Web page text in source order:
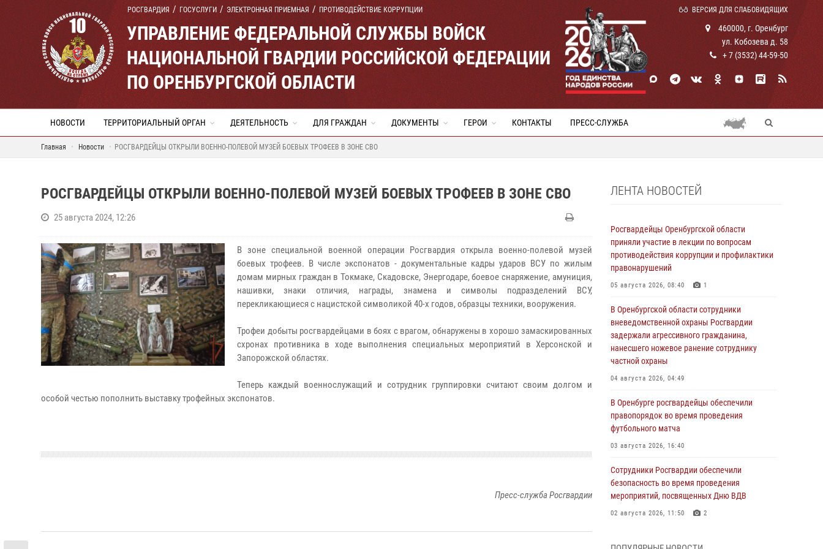
РОСГВАРДИЯ ГОСУСЛУГИ ЭЛЕКТРОННАЯ ПРИЕМНАЯ ПРОТИВОДЕЙСТВИЕ КОРРУПЦИИ ВЕРСИЯ ДЛЯ СЛАБОВИДЯЩИХ
УПРАВЛЕНИЕ ФЕДЕРАЛЬНОЙ СЛУЖБЫ ВОЙСК
НАЦИОНАЛЬНОЙ ГВАРДИИ РОССИЙСКОЙ ФЕДЕРАЦИИ
ПО ОРЕНБУРГСКОЙ ОБЛАСТИ
460000, г. Оренбург
ул. Кобозева д. 58
+ 7 (3532) 44-59-50
НОВОСТИ ТЕРРИТОРИАЛЬНЫЙ ОРГАН ДЕЯТЕЛЬНОСТЬ ДЛЯ ГРАЖДАН ДОКУМЕНТЫ ГЕРОИ КОНТАКТЫ ПРЕСС-СЛУЖБА
Главная Новости РОСГВАРДЕЙЦЫ ОТКРЫЛИ ВОЕННО-ПОЛЕВОЙ МУЗЕЙ БОЕВЫХ ТРОФЕЕВ В ЗОНЕ СВО
РОСГВАРДЕЙЦЫ ОТКРЫЛИ ВОЕННО-ПОЛЕВОЙ МУЗЕЙ БОЕВЫХ ТРОФЕЕВ В ЗОНЕ СВО
25 августа 2024, 12:26
В зоне специальной военной операции Росгвардия открыла военно-полевой музей
боевых трофеев. В числе экспонатов - документальные кадры ударов ВСУ по жилым
домам мирных граждан в Токмаке, Скадовске, Энергодаре, боевое снаряжение, амуниция,
нашивки, знаки отличия, награды, знамена и символы подразделений ВСУ,
перекликающиеся с нацистской символикой 40-х годов, образцы техники, вооружения.
Трофеи добыты росгвардейцами в боях с врагом, обнаружены в хорошо замаскированных
схронах противника в ходе выполнения специальных мероприятий в Херсонской и
Запорожской областях.
Теперь каждый военнослужащий и сотрудник группировки считают своим долгом и
особой честью пополнить выставку трофейных экспонатов.
Пресс-служба Росгвардии
ЛЕНТА НОВОСТЕЙ
Росгвардейцы Оренбургской области
приняли участие в лекции по вопросам
противодействия коррупции и профилактики
правонарушений
05 августа 2026, 08:40 1
В Оренбургской области сотрудники
вневедомственной охраны Росгвардии
задержали агрессивного гражданина,
нанесшего ножевое ранение сотруднику
частной охраны
04 августа 2026, 04:49
В Оренбурге росгвардейцы обеспечили
правопорядок во время проведения
футбольного матча
03 августа 2026, 16:40
Сотрудники Росгвардии обеспечили
безопасность во время проведения
мероприятий, посвященных Дню ВДВ
02 августа 2026, 11:50 2